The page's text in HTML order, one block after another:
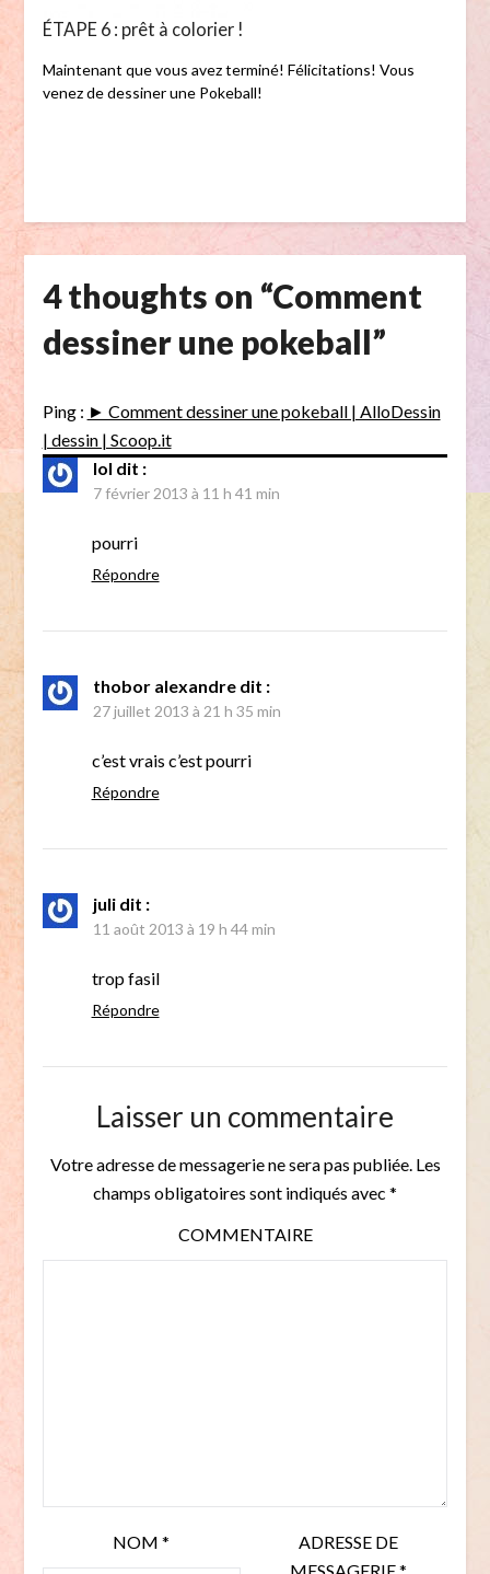
ÉTAPE 6 : prêt à colorier !
Maintenant que vous avez terminé! Félicitations! Vous
venez de dessiner une Pokeball!
4 thoughts on “Comment
dessiner une pokeball”
Ping : ► Comment dessiner une pokeball | AlloDessin
| dessin | Scoop.it
lol dit :
7 février 2013 à 11 h 41 min
pourri
Répondre
thobor alexandre dit :
27 juillet 2013 à 21 h 35 min
c’est vrais c’est pourri
Répondre
juli dit :
11 août 2013 à 19 h 44 min
trop fasil
Répondre
Laisser un commentaire
Votre adresse de messagerie ne sera pas publiée.Les
champs obligatoires sont indiqués avec *
COMMENTAIRE
NOM*
ADRESSE DE